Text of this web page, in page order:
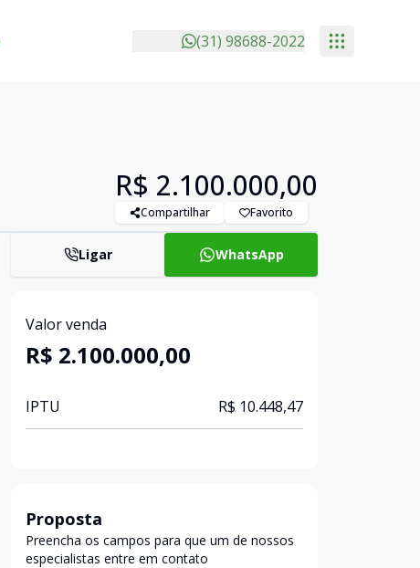
(31) 98688-2022
R$ 2.100.000,00
Compartilhar Favorito
Ligar WhatsApp
Valor venda
R$ 2.100.000,00
IPTU R$ 10.448,47
Proposta
Preencha os campos para que um de nossos
especialistas entre em contato